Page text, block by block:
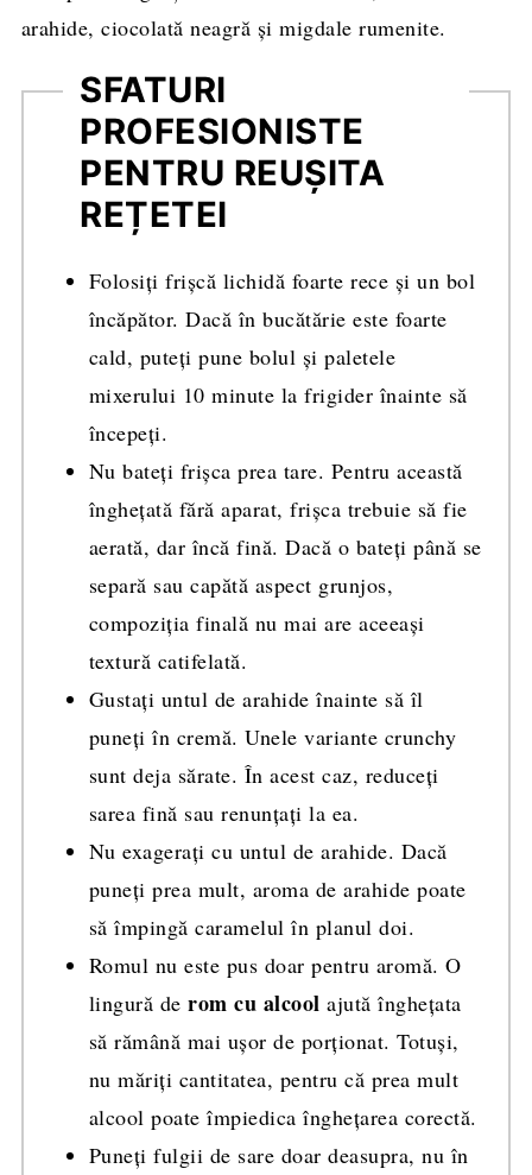
SFATURI
PROFESIONISTE
PENTRU REUȘITA
REȚETEI
Folosiți frișcă lichidă foarte rece și un bol
încăpător. Dacă în bucătărie este foarte
cald, puteți pune bolul și paletele
mixerului 10 minute la frigider înainte să
începeți.
Nu bateți frișca prea tare. Pentru această
înghețată fără aparat, frișca trebuie să fie
aerată, dar încă fină. Dacă o bateți până se
separă sau capătă aspect grunjos,
compoziția finală nu mai are aceeași
textură catifelată.
Gustați untul de arahide înainte să îl
puneți în cremă. Unele variante crunchy
sunt deja sărate. În acest caz, reduceți
sarea fină sau renunțați la ea.
Nu exagerați cu untul de arahide. Dacă
puneți prea mult, aroma de arahide poate
să împingă caramelul în planul doi.
Romul nu este pus doar pentru aromă. O
lingură derom cu alcool ajută înghețata
să rămână mai ușor de porționat. Totuși,
nu măriți cantitatea, pentru că prea mult
alcool poate împiedica înghețarea corectă.
Puneți fulgii de sare doar deasupra, nu în